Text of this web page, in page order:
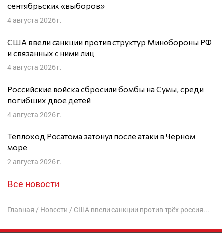
сентябрьских «выборов»
4 августа 2026 г.
США ввели санкции против структур Минобороны РФ
и связанных с ними лиц
4 августа 2026 г.
Российские войска сбросили бомбы на Сумы, среди
погибших двое детей
4 августа 2026 г.
Теплоход Росатома затонул после атаки в Черном
море
2 августа 2026 г.
Все новости
Главная / Новости / США ввели санкции против трёх россиян и трёх российских юрлиц